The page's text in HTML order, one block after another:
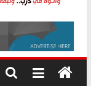
وأتوه
درب..
وتبقى
هي